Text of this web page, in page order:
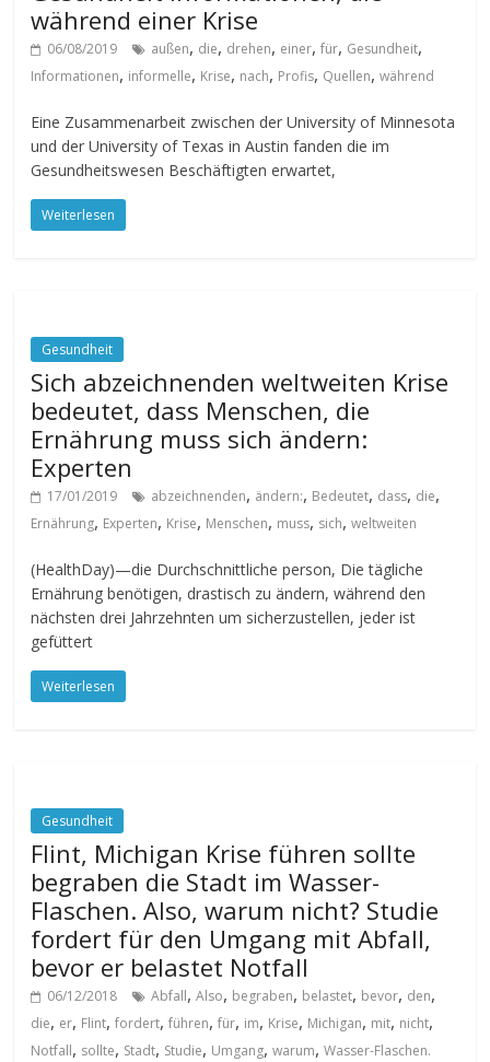
während einer Krise
06/08/2019 außen, die, drehen, einer,für, Gesundheit,
Informationen, informelle, Krise, nach, Profis, Quellen,während
Eine Zusammenarbeit zwischen der University of Minnesota
und der University of Texas in Austin fanden die im
Gesundheitswesen Beschäftigten erwartet,
Weiterlesen
Gesundheit
Sich abzeichnenden weltweiten Krise
bedeutet, dass Menschen, die
Ernährung muss sich ändern:
Experten
17/01/2019 abzeichnenden, ändern:, Bedeutet, dass, die,
Ernährung, Experten, Krise, Menschen, muss, sich,weltweiten
(HealthDay)—die Durchschnittliche person, Die tägliche
Ernährung benötigen, drastisch zu ändern, während den
nächsten drei Jahrzehnten um sicherzustellen, jeder ist
gefüttert
Weiterlesen
Gesundheit
Flint, Michigan Krise führen sollte
begraben die Stadt im Wasser-
Flaschen. Also, warum nicht? Studie
fordert für den Umgang mit Abfall,
bevor er belastet Notfall
06/12/2018 Abfall,Also, begraben, belastet, bevor, den,
die, er, Flint,fordert,führen,für, im, Krise, Michigan, mit, nicht,
Notfall, sollte, Stadt, Studie, Umgang,warum,Wasser-Flaschen.